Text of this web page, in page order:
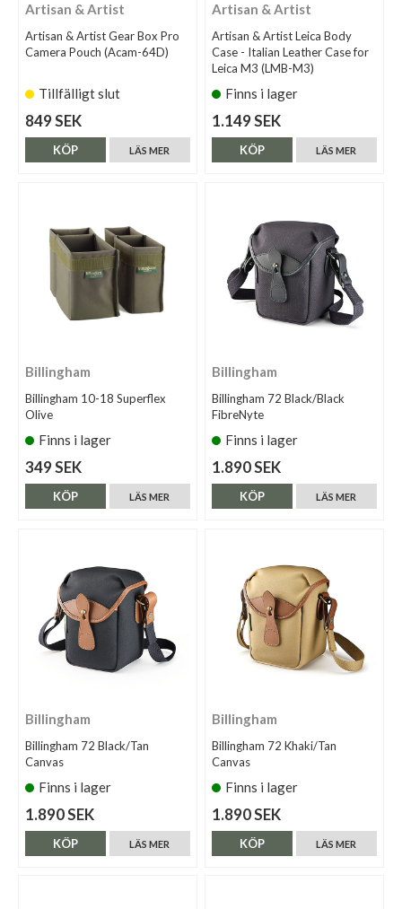
Artisan & Artist
Artisan & Artist Gear Box Pro
Camera Pouch (Acam-64D)
Tillfälligt slut
849 SEK
LÄS MER
KÖP
Artisan & Artist
Artisan & Artist Leica Body
Case - Italian Leather Case for
Leica M3 (LMB-M3)
Finns i lager
1.149 SEK
LÄS MER
KÖP
Billingham
Billingham 10-18 Superflex
Olive
Finns i lager
349 SEK
LÄS MER
KÖP
Billingham
Billingham 72 Black/Black
FibreNyte
Finns i lager
1.890 SEK
LÄS MER
KÖP
Billingham
Billingham 72 Black/Tan
Canvas
Finns i lager
1.890 SEK
LÄS MER
KÖP
Billingham
Billingham 72 Khaki/Tan
Canvas
Finns i lager
1.890 SEK
LÄS MER
KÖP